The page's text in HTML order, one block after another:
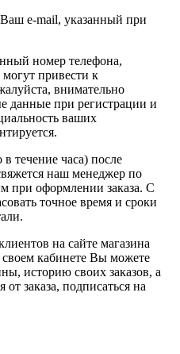
Ваш e-mail, указанный при
номер телефона,
привести к
внимательно
данные при регистрации и
ваших
течение часа) после
наш менеджер по
при оформлении заказа. С
точное время и сроки
на сайте магазина
кабинете Вы можете
историю своих заказов, а
от заказа, подписаться на